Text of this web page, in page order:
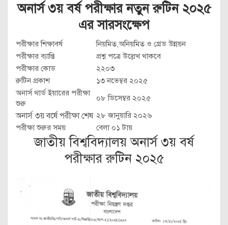
অনার্স ৩য় বর্ষ পরীক্ষার নতুন রুটিন ২০২৫
এর সারসংক্ষেপ
পরীক্ষার শিক্ষাবর্ষ
নিয়মিত,অনিয়মিত ও গ্রেড উন্নয়ন
পরীক্ষার ব্যাপ্তি
প্রশ্ন পত্রে উল্লেখ থাকবে
পরীক্ষার কোড
২২০৩
রুটিন প্রকাশ
১৩ নভেম্বর ২০২৫
অনার্স থার্ড ইয়ারের পরীক্ষা
শুরু
০৮ ডিসেম্বর ২০২৫
অনার্স ৩য় বর্ষে পরীক্ষা শেষ ২৮ জানুয়ারি ২০২৬
পরীক্ষা শুরুর সময়
বেলা ০১ টায়
জাতীয় বিশ্ববিদ্যালয় অনার্স ৩য় বর্ষ
পরীক্ষার রুটিন ২০২৫